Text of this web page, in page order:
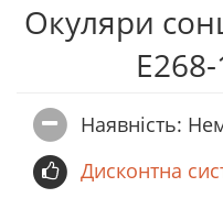
Окуляри
Наявність:
Дисконтна